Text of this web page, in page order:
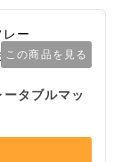
この商品を見る
タブルマッ